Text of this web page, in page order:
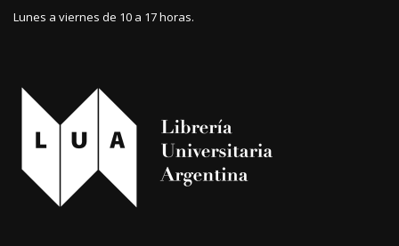
Lunes a viernes de 10 a 17 horas.